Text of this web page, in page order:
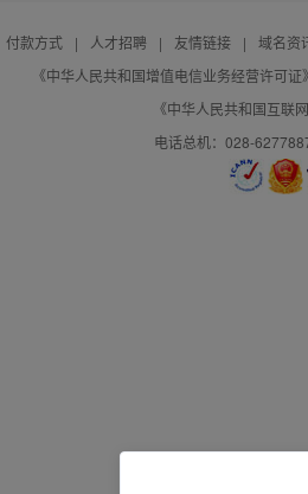
付款方式 | 人才招聘 | 友情链接 |
域名资
《中华人民共和国增值电信业务经营许可
《中华人民共和国互联
电话总机：028-